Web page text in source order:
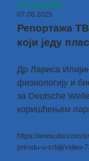
Опширније...
07.08.2025
Репортажа
који једу
Др Лариса
физиологију и
за Deutsche
коришћењем
https://www.dw.com/
prirodu-u-srbiji/video-